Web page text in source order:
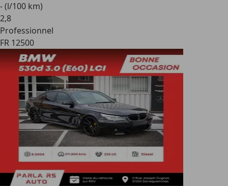
- (l/100 km)
2,8
Professionnel
FR 12500